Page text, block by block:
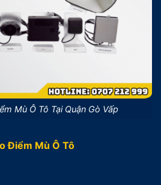
Mù Ô Tô Tại Quận Gò Vấp
Điểm Mù Ô Tô